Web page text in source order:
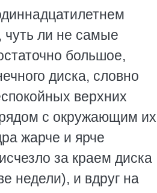
чуть ли не самые
большое,
диска, словно
верхних
с окружающим их
жарче и ярче
за краем диска
недели), и вдруг на